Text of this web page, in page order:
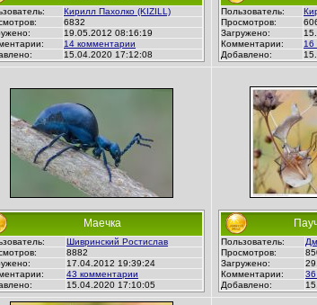
Кирилл Пахолко (KIZILL)
6832
19.05.2012 08:16:19
14 комментарии
15.04.2020 17:12:08
Пользователь:
Просмотров:
Загружено:
Комментарии:
16
Добавлено:
Маечка
Шивринский Ростислав
8882
17.04.2012 19:39:24
43 комментарии
15.04.2020 17:10:05
Пользователь:
Просмотров:
Загружено:
Комментарии:
Добавлено: